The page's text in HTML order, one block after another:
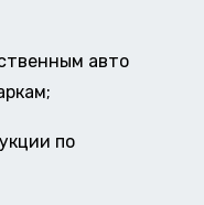
авто
по